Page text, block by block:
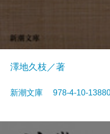
澤地久枝／著
新潮文庫 978-4-10-